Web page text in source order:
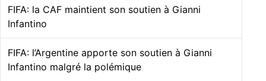
FIFA: la CAF maintient son soutien à Gianni
Infantino
FIFA: l’Argentine apporte son soutien à Gianni
Infantino malgré la polémique